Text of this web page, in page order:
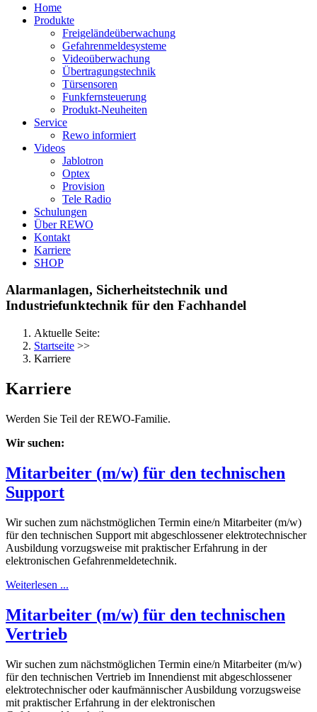
Home
Produkte
Freigeländeüberwachung
Gefahrenmeldesysteme
Videoüberwachung
Übertragungstechnik
Türsensoren
Funkfernsteuerung
Produkt-Neuheiten
Service
Rewo informiert
Videos
Jablotron
Optex
Provision
Tele Radio
Schulungen
Über REWO
Kontakt
Karriere
SHOP
Alarmanlagen, Sicherheitstechnik und
Industriefunktechnik für den Fachhandel
Aktuelle Seite:
Startseite >>
Karriere
Karriere
Werden Sie Teil der REWO-Familie.
Wir suchen:
Mitarbeiter (m/w) für den technischen
Support
Wir suchen zum nächstmöglichen Termin eine/n Mitarbeiter (m/w)
für den technischen Support mit abgeschlossener elektrotechnischer
Ausbildung vorzugsweise mit praktischer Erfahrung in der
elektronischen Gefahrenmeldetechnik.
Weiterlesen ...
Mitarbeiter (m/w) für den technischen
Vertrieb
Wir suchen zum nächstmöglichen Termin eine/n Mitarbeiter (m/w)
für den technischen Vertrieb im Innendienst mit abgeschlossener
elektrotechnischer oder kaufmännischer Ausbildung vorzugsweise
mit praktischer Erfahrung in der elektronischen